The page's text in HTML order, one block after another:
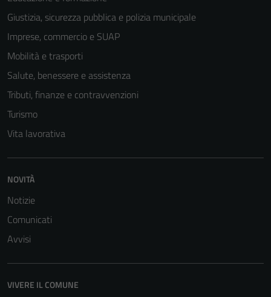
Giustizia, sicurezza pubblica e polizia municipale
Imprese, commercio e SUAP
Mobilità e trasporti
Salute, benessere e assistenza
Tributi, finanze e contravvenzioni
Turismo
Vita lavorativa
NOVITÀ
Notizie
Comunicati
Avvisi
VIVERE IL COMUNE